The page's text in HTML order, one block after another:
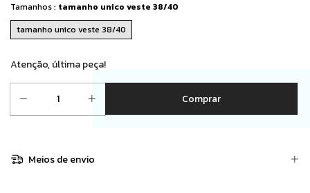
Tamanhos : tamanho unico veste 38/40
tamanho unico veste 38/40
Atenção, última peça!
Meios de envio